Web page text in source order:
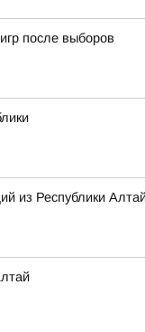
после выборов
из Республики